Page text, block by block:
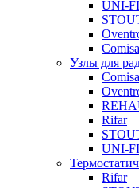
UNI-
Comisa
Узлы для
Comisa
Rifar
UNI-
Rifar